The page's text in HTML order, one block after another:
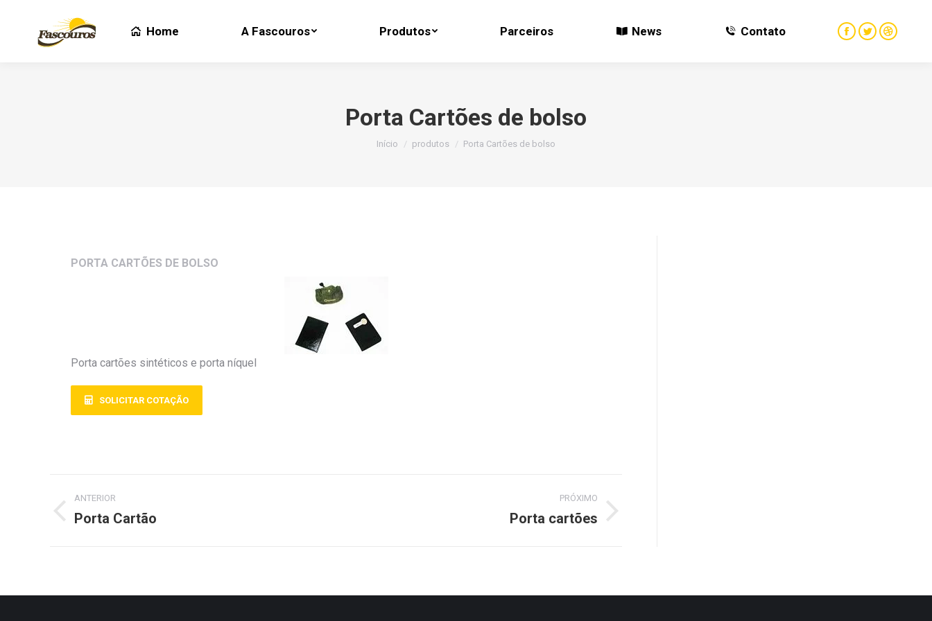
Home A Fascouros Produtos Parceiros News Contato
Porta Cartões de bolso
Você está aqui:
Início produtos Porta Cartões de bolso
PORTA CARTÕES DE BOLSO
Porta cartões sintéticos e porta níquel
SOLICITAR COTAÇÃO
ANTERIOR
Porta Cartão
PRÓXIMO
Porta cartões